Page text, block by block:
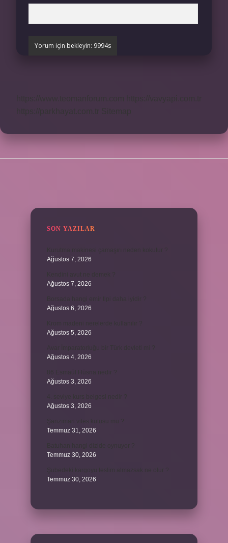
SON YAZILAR
Ağustos 7, 2026
Ağustos 7, 2026
Ağustos 6, 2026
Ağustos 5, 2026
Ağustos 4, 2026
Ağustos 3, 2026
Ağustos 3, 2026
Temmuz 31, 2026
Temmuz 30, 2026
Temmuz 30, 2026